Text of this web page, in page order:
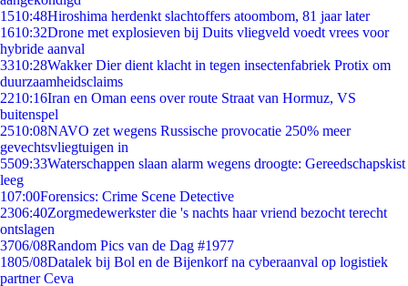
1510:48Hiroshima herdenkt slachtoffers atoombom, 81 jaar later
1610:32Drone met explosieven bij Duits vliegveld voedt vrees voor
hybride aanval
3310:28Wakker Dier dient klacht in tegen insectenfabriek Protix om
duurzaamheidsclaims
2210:16Iran en Oman eens over route Straat van Hormuz, VS
buitenspel
2510:08NAVO zet wegens Russische provocatie 250% meer
gevechtsvliegtuigen in
5509:33Waterschappen slaan alarm wegens droogte: Gereedschapskist
leeg
107:00Forensics: Crime Scene Detective
2306:40Zorgmedewerkster die 's nachts haar vriend bezocht terecht
ontslagen
3706/08Random Pics van de Dag #1977
1805/08Datalek bij Bol en de Bijenkorf na cyberaanval op logistiek
partner Ceva